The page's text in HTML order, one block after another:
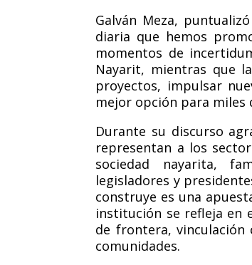
Galván Meza,
diaria que hemos
momentos de
Nayarit, mientras que l
proyectos, impulsar
mejor opción para miles
Durante su discurso
representan a los
sociedad nayarita,
legisladores y
construye es una
institución se refleja en
de frontera, vinculación
comunidades.